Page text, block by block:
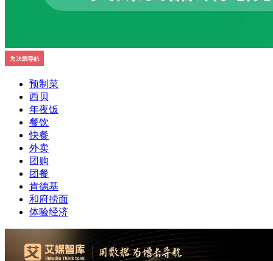
预制菜
西贝
年夜饭
餐饮
快餐
外卖
团购
团餐
肯德基
和府捞面
体验经济